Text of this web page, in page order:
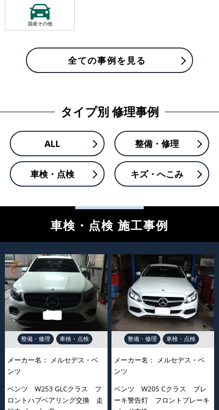
国産その他
全ての事例を見る
タイプ別 修理事例
ALL 整備・修理
車検・点検 キズ・へこみ
車検・点検 施工事例
整備・修理 車検・点検
メーカー名：
メルセデス・ベ
ンツ
ベンツ W253 GLCクラス フ
ロントハブベアリング交換 走
整備・修理 車検・点検
メーカー名： メルセデス・ベ
ンツ
ベンツ W205 Cクラス ブレ
ーキ警告灯 フロントブレーキ